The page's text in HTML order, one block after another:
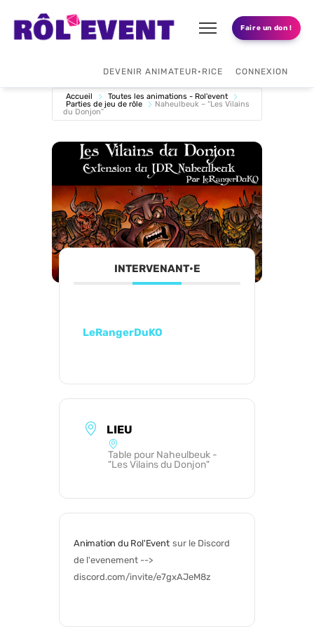
Faire un don !
DEVENIR ANIMATEUR•RICE CONNEXION
Accueil
Toutes les animations - Rol'event
Parties de jeu de rôle
Naheulbeuk – “Les Vilains
du Donjon”
INTERVENANT•E
LeRangerDuKO
LIEU
Table pour Naheulbeuk -
"Les Vilains du Donjon"
Animation du Rol'Event sur le Discord
de l'evenement -->
discord.com/invite/e7gxAJeM8z